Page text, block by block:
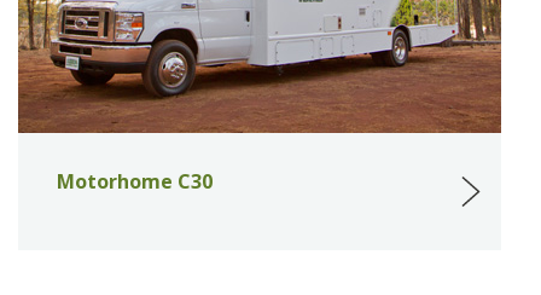
Motorhome C30